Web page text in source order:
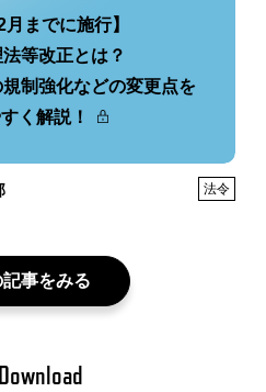
月までに施行】
等改正とは？
制強化などの変更点を
く解説！
法令
事をみる
Download